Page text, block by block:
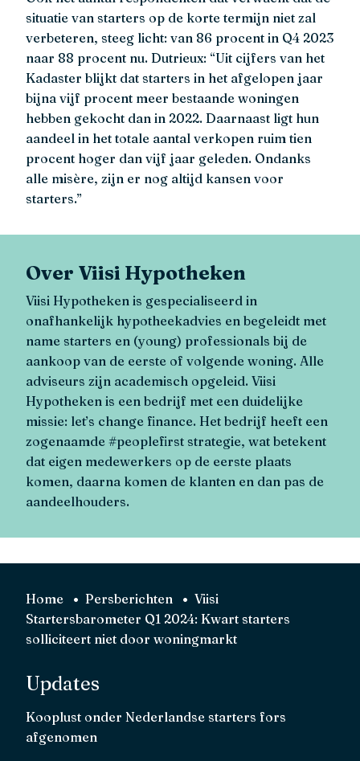
situatie van starters op de korte termijn niet zal
verbeteren, steeg licht: van 86 procent in Q4 2023
naar 88 procent nu. Dutrieux: “Uit cijfers van het
Kadaster blijkt dat starters in het afgelopen jaar
bijna vijf procent meer bestaande woningen
hebben gekocht dan in 2022. Daarnaast ligt hun
aandeel in het totale aantal verkopen ruim tien
procent hoger dan vijf jaar geleden. Ondanks
alle misère, zijn er nog altijd kansen voor
starters.”
Over Viisi Hypotheken
Viisi Hypotheken is gespecialiseerd in
onafhankelijk hypotheekadvies en begeleidt met
name starters en (young) professionals bij de
aankoop van de eerste of volgende woning. Alle
adviseurs zijn academisch opgeleid. Viisi
Hypotheken is een bedrijf met een duidelijke
missie: let’s change finance. Het bedrijf heeft een
zogenaamde #peoplefirst strategie, wat betekent
dat eigen medewerkers op de eerste plaats
komen, daarna komen de klanten en dan pas de
aandeelhouders.
Home Persberichten
Viisi
Startersbarometer Q1 2024: Kwart starters
solliciteert niet door woningmarkt
Updates
Kooplust onder Nederlandse starters fors
afgenomen